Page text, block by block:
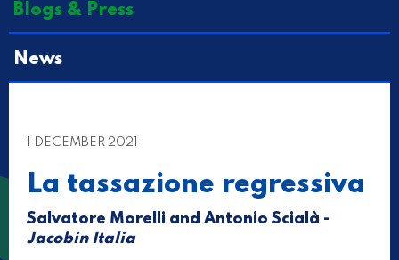
Blogs & Press
News
1 DECEMBER 2021
La tassazione regressiva
Salvatore Morelli and Antonio Scialà -
Jacobin Italia